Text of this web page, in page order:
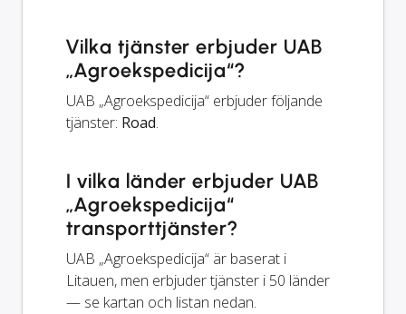
Vilka tjänster erbjuder UAB
„Agroekspedicija“?
UAB „Agroekspedicija“ erbjuder följande
tjänster: Road.
I vilka länder erbjuder UAB
„Agroekspedicija“
transporttjänster?
UAB „Agroekspedicija“ är baserat i
Litauen, men erbjuder tjänster i 50 länder
— se kartan och listan nedan.